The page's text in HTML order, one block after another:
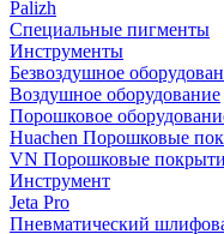
Palizh
Специальные пигменты
Инструменты
Безвоздушное
Воздушное оборудование
Порошковое
Huachen Порошковые
VN Порошковые
Инструмент
Jeta Pro
Пневматический